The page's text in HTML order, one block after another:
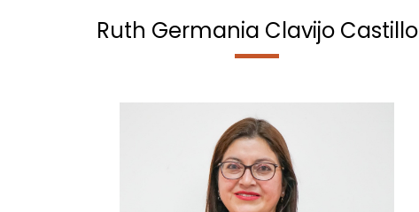
Ruth Germania Clavijo Castillo